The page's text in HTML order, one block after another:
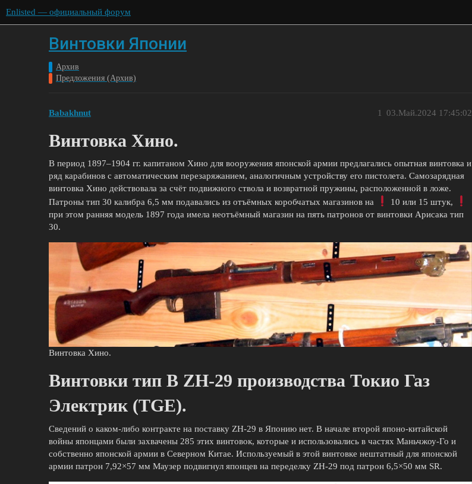
Enlisted — официальный форум
Винтовки Японии
Архив
Предложения (Архив)
Babakhnut 03.Май.2024 17:45:02
1
Винтовка Хино.
В период 1897–1904 гг. капитаном Хино для вооружения японской армии предлагались опытная винтовка и
ряд карабинов с автоматическим перезаряжанием, аналогичным устройству его пистолета. Самозарядная
винтовка Хино действовала за счёт подвижного ствола и возвратной пружины, расположенной в ложе.
Патроны тип 30 калибра 6,5 мм подавались из отъёмных коробчатых магазинов на
10 или 15 штук,
при этом ранняя модель 1897 года имела неотъёмный магазин на пять патронов от винтовки Арисака тип
30.
Винтовка Хино.
Винтовки тип B ZH-29 производства Токио Газ
Электрик (TGE).
Сведений о каком-либо контракте на поставку ZH-29 в Японию нет. В начале второй японо-китайской
войны японцами были захвачены 285 этих винтовок, которые и использовались в частях Маньчжоу-Го и
собственно японской армии в Северном Китае. Используемый в этой винтовке нештатный для японской
армии патрон 7,92×57 мм Маузер подвигнул японцев на переделку ZH-29 под патрон 6,5×50 мм SR.